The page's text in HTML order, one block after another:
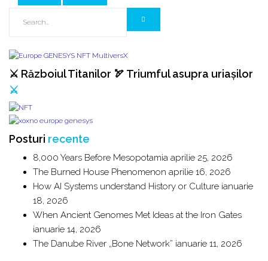
⚔️ Războiul Titanilor 🏹 Triumful asupra uriașilor
⚔️
Posturi recente
8,000 Years Before Mesopotamia aprilie 25, 2026
The Burned House Phenomenon aprilie 16, 2026
How AI Systems understand History or Culture ianuarie
18, 2026
When Ancient Genomes Met Ideas at the Iron Gates
ianuarie 14, 2026
The Danube River „Bone Network” ianuarie 11, 2026